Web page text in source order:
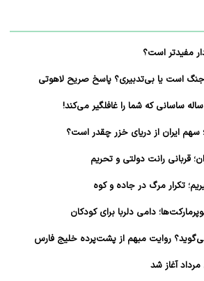
مفیدتر است؟
است یا بی‌تدبیری؟ پاسخ صریح لاهوتی
سهم ایران از دریای خزر چقدر است؟
قربانی رانت دولتی و تحریم
تکرار مرگ در جاده و کوه
دامی دلربا برای کودکان
روایت مبهم از پشت‌پرده خلیج فارس
مرداد آغاز شد